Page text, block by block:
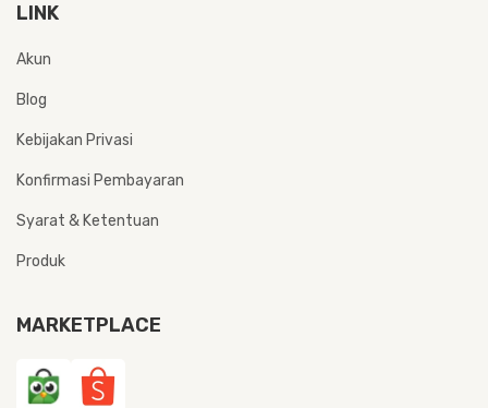
LINK
Akun
Blog
Kebijakan Privasi
Konfirmasi Pembayaran
Syarat & Ketentuan
Produk
MARKETPLACE